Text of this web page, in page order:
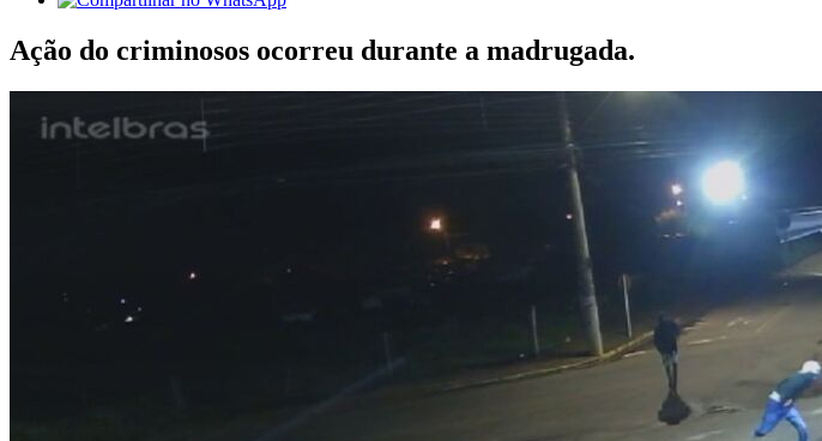
Ação do criminosos ocorreu durante a madrugada.